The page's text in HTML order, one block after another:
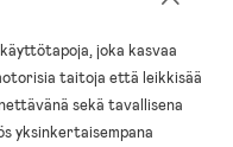
joka kasvaa
taitoja että leikkisää
sekä tavallisena
yksinkertaisempana